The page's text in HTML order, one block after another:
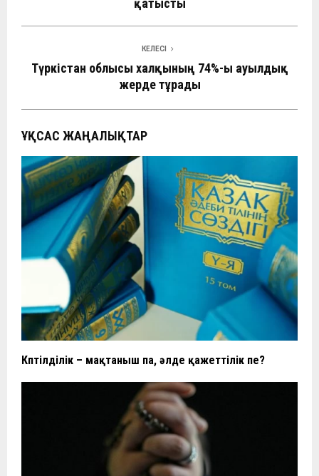
қатысты
КЕЛЕСІ
Түркістан облысы халқының 74%-ы ауылдық
жерде тұрады
ҰҚСАС ЖАҢАЛЫҚТАР
Көптілділік – мақтаныш па, әлде қажеттілік пе?